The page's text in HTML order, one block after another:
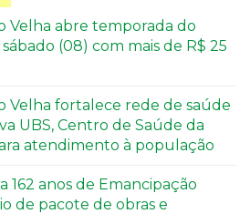
Velha abre temporada do
(08) com mais de R$ 25
Velha fortalece rede de saúde
UBS, Centro de Saúde da
atendimento à população
162 anos de Emancipação
de pacote de obras e